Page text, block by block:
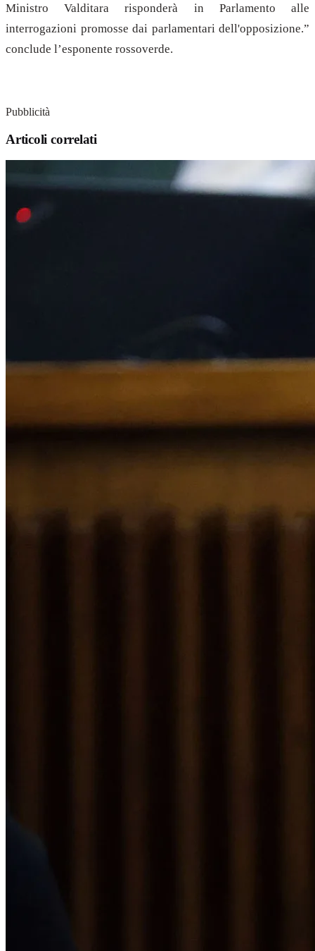
Ministro Valditara risponderà in Parlamento alle
interrogazioni promosse dai parlamentari dell'opposizione.”
conclude l’esponente rossoverde.
Pubblicità
Articoli correlati